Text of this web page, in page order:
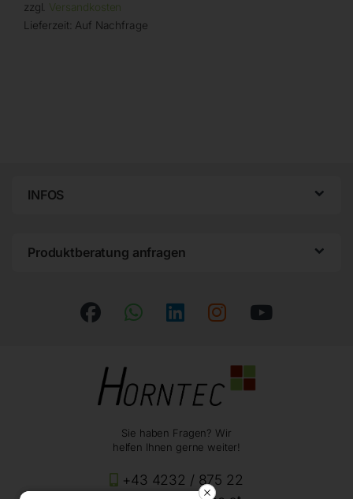
zzgl. Versandkosten
Lieferzeit: Auf Nachfrage
INFOS
Produktberatung anfragen
Sie haben Fragen? Wir
helfen Ihnen gerne weiter!
+43 4232 / 875 22